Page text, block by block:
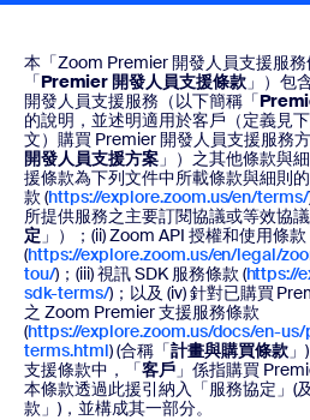
本「Zoom Premier 開發人員支援服
「Premier 開發人員支援條款」）包
開發人員支援服務（以下簡稱「
的說明，並述明適用於客戶（定義見
文）購買 Premier 開發人員支援服務
開發人員支援方案」）之其他條款與
援條款為下列文件中所載條款與細則
款 (https://explore.zoom.us/en/terms/
所提供服務之主要訂閱協議或等效協
定 」）；(ii) Zoom API 授權和使用條款
(https://explore.zoom.us/en/legal/
tou/)；(iii) 視訊 SDK 服務條款 (https://
sdk-terms/)；以及 (iv) 針對已購買
之 Zoom Premier 支援服務條款
(https://explore.zoom.us/docs/en-
terms.html) (合稱「計畫與購買條款」
支援條款中，「客戶」係指購買
本條款透過此援引納入「服務協定」(
款」)，並構成其一部分。